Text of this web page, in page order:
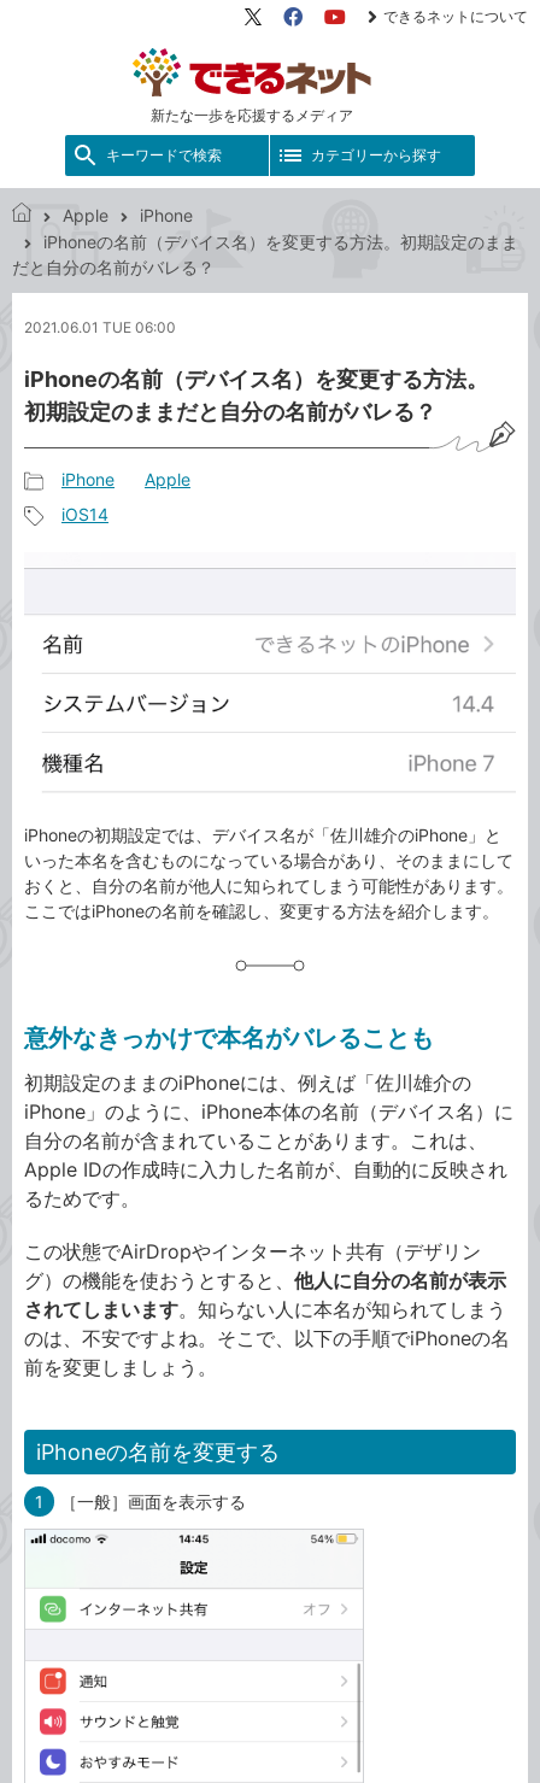
新たな一歩を応援するメディア
X（旧
FacebookYouTube
できるネットについて
キーワードで検索 カテゴリーから探す
で
き
ッ
Apple
iPhone
iPhoneの名前（デバイス名）を変更する方法。初期設定のまま
だと自分の名前がバレる？
2021.06.01 TUE 06:00
iPhoneの名前（デバイス名）を変更する方法。
初期設定のままだと自分の名前がバレる？
事
ゴ
リ
iPhone Apple
事
グ
iOS14
iPhoneの初期設定では、デバイス名が「佐川雄介のiPhone」と
いった本名を含むものになっている場合があり、そのままにして
おくと、自分の名前が他人に知られてしまう可能性があります。
ここではiPhoneの名前を確認し、変更する方法を紹介します。
意外なきっかけで本名がバレることも
初期設定のままのiPhoneには、例えば「佐川雄介の
iPhone」のように、iPhone本体の名前（デバイス名）に
自分の名前が含まれていることがあります。これは、
Apple IDの作成時に入力した名前が、自動的に反映され
るためです。
この状態でAirDropやインターネット共有（デザリン
グ）の機能を使おうとすると、 他人に自分の名前が表示
されてしまいます。知らない人に本名が知られてしまう
のは、不安ですよね。そこで、以下の手順でiPhoneの名
前を変更しましょう。
iPhoneの名前を変更する
1 ［一般］画面を表示する